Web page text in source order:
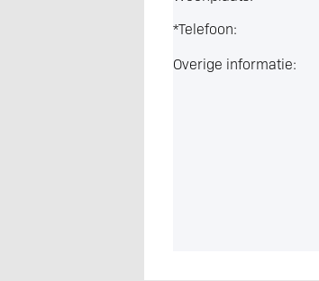
*Telefoon:
Overige informatie: